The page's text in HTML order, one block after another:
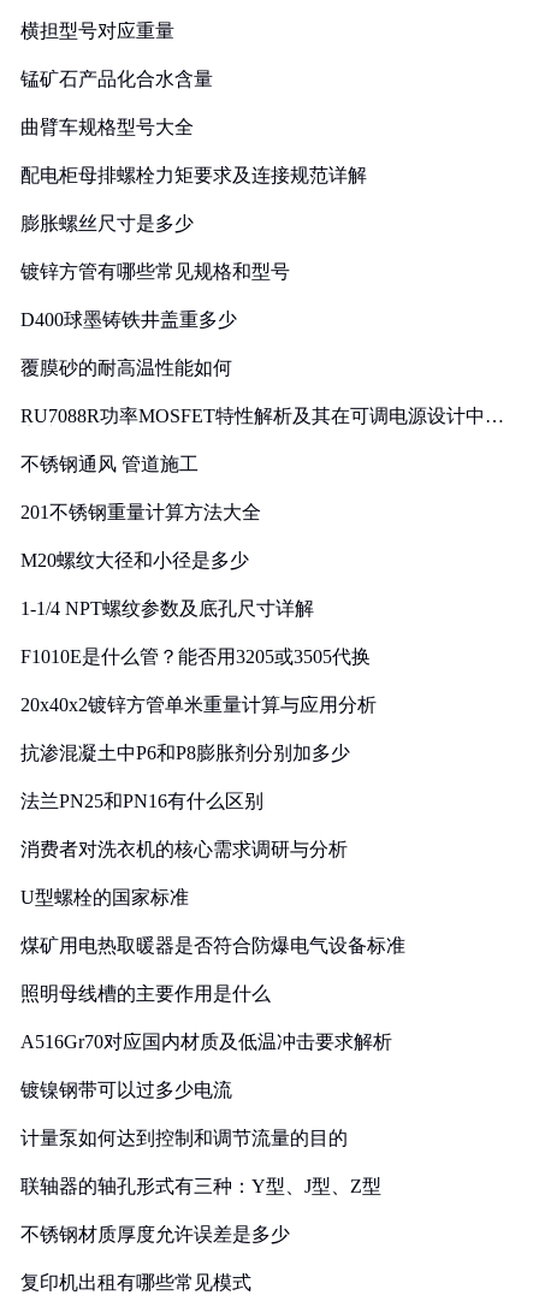
横担型号对应重量
锰矿石产品化合水含量
曲臂车规格型号大全
配电柜母排螺栓力矩要求及连接规范详解
膨胀螺丝尺寸是多少
镀锌方管有哪些常见规格和型号
D400球墨铸铁井盖重多少
覆膜砂的耐高温性能如何
RU7088R功率MOSFET特性解析及其在可调电源设计中的
不锈钢通风 管道施工
201不锈钢重量计算方法大全
M20螺纹大径和小径是多少
1-1/4 NPT螺纹参数及底孔尺寸详解
F1010E是什么管？能否用3205或3505代换
20x40x2镀锌方管单米重量计算与应用分析
抗渗混凝土中P6和P8膨胀剂分别加多少
法兰PN25和PN16有什么区别
消费者对洗衣机的核心需求调研与分析
U型螺栓的国家标准
煤矿用电热取暖器是否符合防爆电气设备标准
照明母线槽的主要作用是什么
A516Gr70对应国内材质及低温冲击要求解析
镀镍钢带可以过多少电流
计量泵如何达到控制和调节流量的目的
联轴器的轴孔形式有三种：Y型、J型、Z型
不锈钢材质厚度允许误差是多少
复印机出租有哪些常见模式